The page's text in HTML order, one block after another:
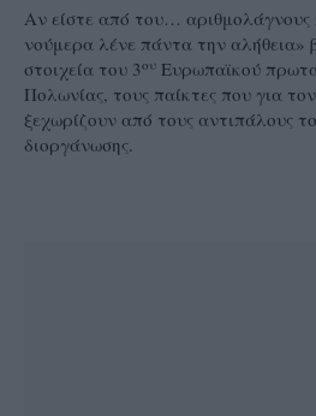
Αν είστε από του… αριθμολάγνους
νούμερα λένε πάντα την αλήθεια»
στοιχεία του 3ου Ευρωπαϊκού
Πολωνίας, τους παίκτες που για
ξεχωρίζουν από τους αντιπάλους
διοργάνωσης.